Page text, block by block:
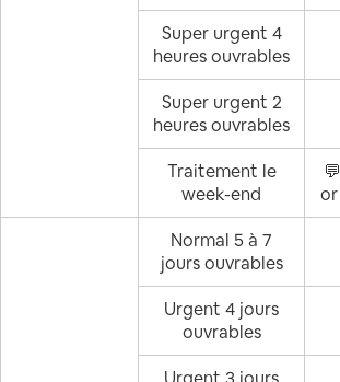
Super urgent 4
heures ouvrables
Super urgent 2
heures ouvrables
Traitement le
week-end
💬
or
Normal 5 à 7
jours ouvrables
Urgent 4 jours
ouvrables